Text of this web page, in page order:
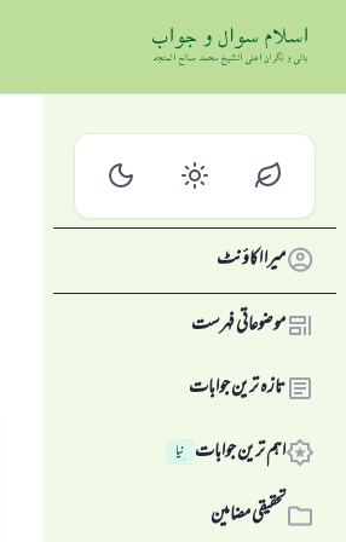
میرا اکاؤنٹ
موضوعاتی فہرست
تازہ ترین جوابات
اہم ترین جوابات نِیا
تحقیقی مضامین